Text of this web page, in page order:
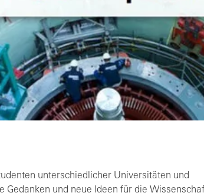
unterschiedlicher Universitäten und
Gedanken und neue Ideen für die